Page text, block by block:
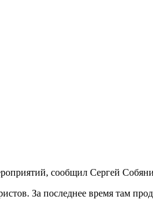
сообщил Сергей
За последнее время там